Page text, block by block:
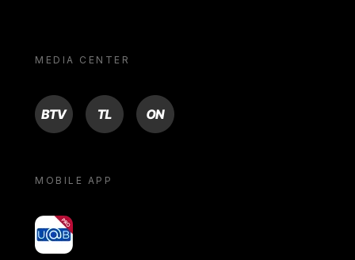
MEDIA CENTER
BTV TL ON
MOBILE APP
yoU@B